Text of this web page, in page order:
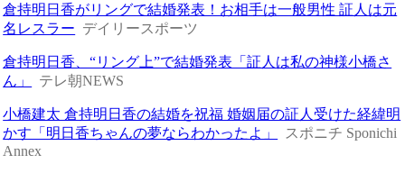
倉持明日香がリングで結婚発表！お相手は一般男性 証人は元
名レスラー デイリースポーツ
倉持明日香、“リング上”で結婚発表「証人は私の神様小橋さ
ん」
テレ朝NEWS
小橋建太 倉持明日香の結婚を祝福 婚姻届の証人受けた経緯明
かす「明日香ちゃんの夢ならわかったよ」
スポニチ Sponichi
Annex